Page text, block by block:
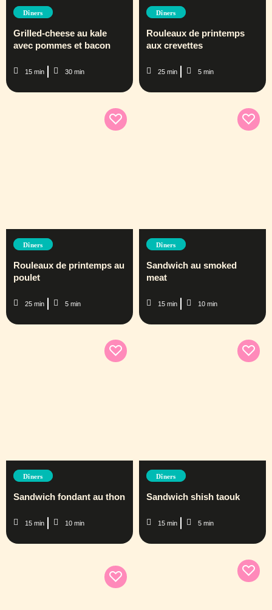
Dîners
Grilled-cheese au kale
avec pommes et bacon
15 min 30 min
Dîners
Rouleaux de printemps
aux crevettes
25 min 5 min
Dîners
Rouleaux de printemps au
poulet
25 min 5 min
Dîners
Sandwich au smoked
meat
15 min 10 min
Dîners
Sandwich fondant au thon
15 min 10 min
Dîners
Sandwich shish taouk
15 min 5 min